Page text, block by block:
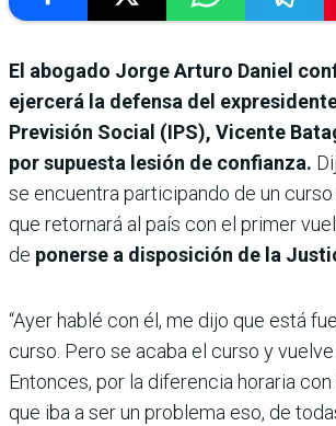
El abogado Jorge Arturo Daniel
ejercerá la defensa del
Previsión Social (IPS), Vicente
por supuesta lesión de confianza.
se encuentra participando de un curso
que retornará al país con el primer
de ponerse a disposición de la
“Ayer hablé con él, me dijo que está
curso. Pero se acaba el curso y vuelve
Entonces, por la diferencia horaria con
que iba a ser un problema eso, de